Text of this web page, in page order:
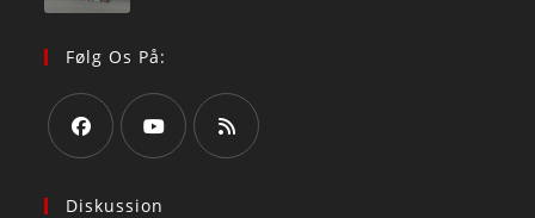
Følg Os På:
in
in
Diskussion